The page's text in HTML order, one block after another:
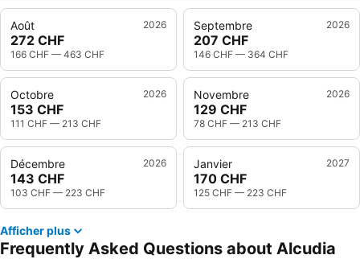
Août 2026
272 CHF
166 CHF — 463 CHF
Septembre 2026
207 CHF
146 CHF — 364 CHF
Octobre 2026
153 CHF
111 CHF — 213 CHF
Novembre 2026
129 CHF
78 CHF — 213 CHF
Décembre 2026
143 CHF
103 CHF — 223 CHF
Janvier 2027
170 CHF
125 CHF — 223 CHF
Afficher plus
Frequently Asked Questions about Alcudia